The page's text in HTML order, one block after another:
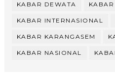
KABAR DEWATA
KABAR INTERNASIONAL
KABAR KARANGASEM
KABAR NASIONAL